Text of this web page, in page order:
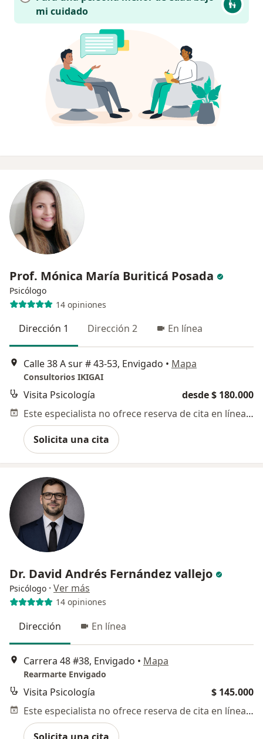
mi cuidado
Prof. Mónica María Buriticá Posada
Psicólogo
14 opiniones
Dirección 1 Dirección 2 En línea
Calle 38 A sur # 43-53, Envigado • Mapa
Consultorios IKIGAI
Visita Psicología
desde $ 180.000
Este especialista no ofrece reserva de cita en línea en esta dirección.
Solicita una cita
Dr. David Andrés Fernández vallejo
Psicólogo · Ver más
14 opiniones
Dirección En línea
Carrera 48 #38, Envigado • Mapa
Rearmarte Envigado
Visita Psicología
$ 145.000
Este especialista no ofrece reserva de cita en línea en esta dirección.